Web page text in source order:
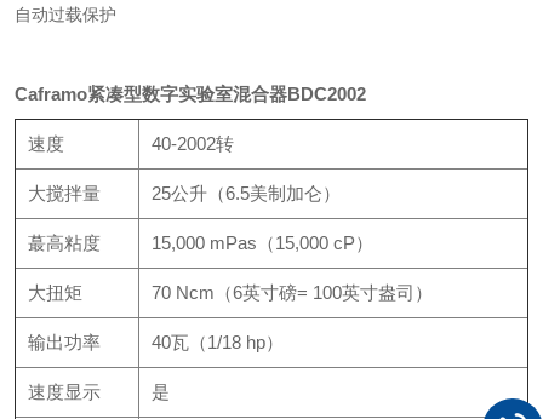
自动过载保护
Caframo紧凑型数字实验室混合器BDC2002
速度 40-2002转
大搅拌量 25公升（6.5美制加仑）
蕞高粘度 15,000 mPas（15,000 cP）
大扭矩 70 Ncm（6英寸磅= 100英寸盎司）
输出功率 40瓦（1/18 hp）
速度显示 是